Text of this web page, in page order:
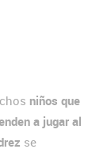
niños que
a jugar al
se